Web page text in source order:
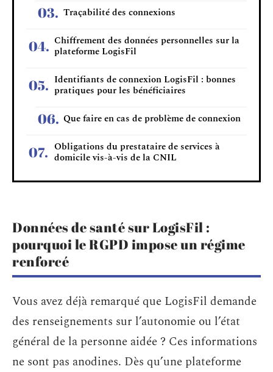
Traçabilité des connexions
Chiffrement des données personnelles sur la
plateforme LogisFil
Identifiants de connexion LogisFil : bonnes
pratiques pour les bénéficiaires
Que faire en cas de problème de connexion
Obligations du prestataire de services à
domicile vis-à-vis de la CNIL
Données de santé sur LogisFil :
pourquoi le RGPD impose un régime
renforcé
Vous avez déjà remarqué que LogisFil demande
des renseignements sur l’autonomie ou l’état
général de la personne aidée ? Ces informations
ne sont pas anodines. Dès qu’une plateforme